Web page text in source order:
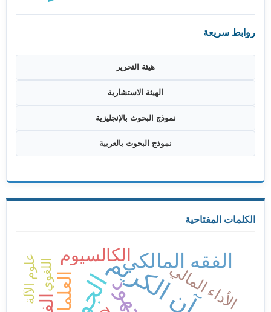
روابط سريعة
هيئة التحرير
الهيئة الاستشارية
نموذج البحوث بالإنجليزية
نموذج البحوث بالعربية
الكلمات المفتاحية
جهود
الفقه المالكي
العلماء
الكالسيوم
الأداء المالي علوم الآلةاللغوي